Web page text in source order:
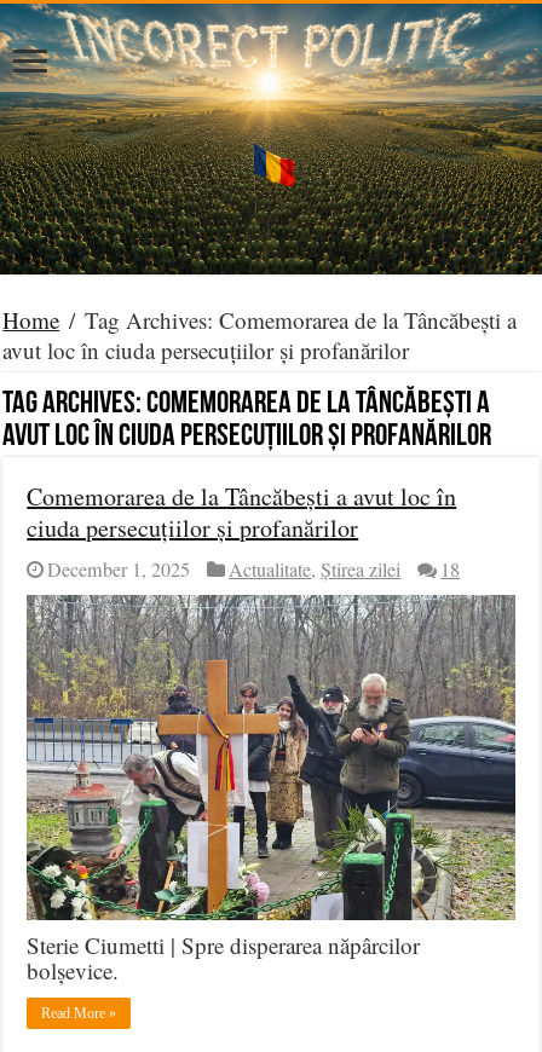
Home / Tag Archives: Comemorarea de la Tâncăbești a
avut loc în ciuda persecuțiilor și profanărilor
Tag Archives:Comemorarea de la Tâncăbești a
avut loc în ciuda persecuțiilor și profanărilor
Comemorarea de la Tâncăbești a avut loc în
ciuda persecuțiilor și profanărilor
December 1, 2025 Actualitate,Știrea zilei 18
Sterie Ciumetti | Spre disperarea năpârcilor
bolșevice.
Read More »